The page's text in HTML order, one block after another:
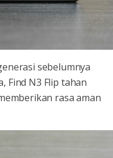
sebelumnya
Find N3 Flip tahan
rasa aman